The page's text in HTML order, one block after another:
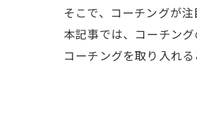
そこで、コーチングが注
本記事では、コーチング
コーチングを取り入れ